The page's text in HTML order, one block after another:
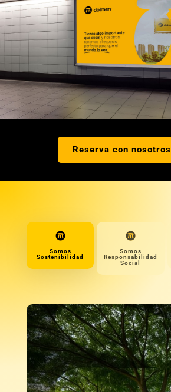
Reserva con nosotros
Somos
Sostenibilidad
Somos
Responsabilidad
Social